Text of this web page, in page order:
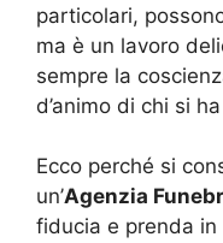
particolari,
ma è un lavoro
sempre la
d’animo di chi si
Ecco perché si
un’Agenzia
fiducia e prenda